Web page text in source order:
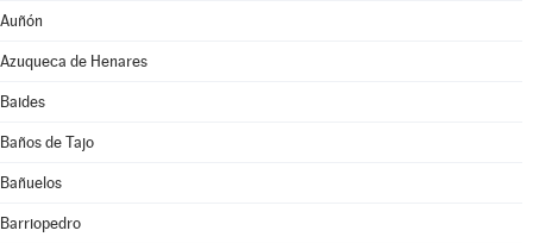
Auñón
Azuqueca de Henares
Baides
Baños de Tajo
Bañuelos
Barriopedro